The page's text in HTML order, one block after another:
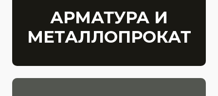
АРМАТУРА И
МЕТАЛЛОПРОКАТ